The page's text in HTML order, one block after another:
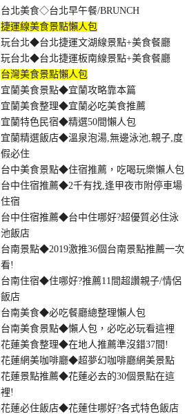
台北美食◇台北早午餐/BRUNCH
捷運線美食景點懶人包
玩台北◆台北捷運文湖線景點+美食餐廳
玩台北◆台北捷運板南線景點+美食餐廳
台灣美食景點懶人包
宜蘭美食景點◆宜蘭攻略靠本篇
宜蘭美食整理◆宜蘭必吃美食推薦
宜蘭特色民宿◆精選50間懶人包
宜蘭精選飯店◆溫泉泡湯,無邊泳池,親子,度
假必住
台中美食景點◆住宿推薦，吃喝玩樂懶人包
台中住宿推薦◆2千有找,逢甲夜市附停車場
住宿
台中住宿推薦◆台中住哪好?超優質必住泳
池飯店
台南景點◆2019激推36個台南景點推薦一次
看!
台南住宿◆住哪好?推薦11間超讚親子/情侶
飯店
台南美食◆必吃餐廳總整理懶人包
台南美食景點◆懶人包，必吃必玩看這裡
花蓮美食整理◆在地人推薦準沒錯37間!
花蓮網美咖啡廳◆超夢幻咖啡廳網美景點
花蓮景點推薦◆花蓮必去的30個景點在這
裡!
花蓮必住飯店◆花蓮住哪好?各式特色飯店